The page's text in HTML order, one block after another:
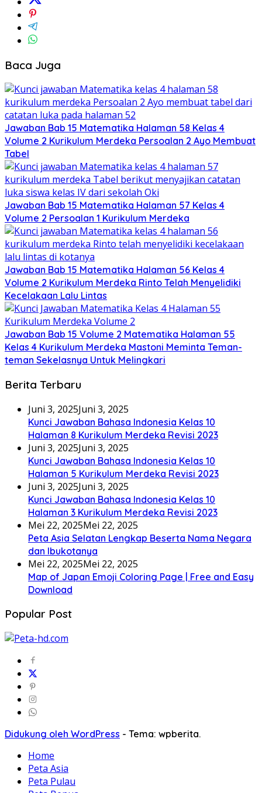
Baca Juga
Jawaban Bab 15 Matematika Halaman 58 Kelas 4
Volume 2 Kurikulum Merdeka Persoalan 2 Ayo Membuat
Tabel
Jawaban Bab 15 Matematika Halaman 57 Kelas 4
Volume 2 Persoalan 1 Kurikulum Merdeka
Jawaban Bab 15 Matematika Halaman 56 Kelas 4
Volume 2 Kurikulum Merdeka Rinto Telah Menyelidiki
Kecelakaan Lalu Lintas
Jawaban Bab 15 Volume 2 Matematika Halaman 55
Kelas 4 Kurikulum Merdeka Mastoni Meminta Teman-
teman Sekelasnya Untuk Melingkari
Berita Terbaru
Juni 3, 2025Juni 3, 2025
Kunci Jawaban Bahasa Indonesia Kelas 10
Halaman 8 Kurikulum Merdeka Revisi 2023
Juni 3, 2025Juni 3, 2025
Kunci Jawaban Bahasa Indonesia Kelas 10
Halaman 5 Kurikulum Merdeka Revisi 2023
Juni 3, 2025Juni 3, 2025
Kunci Jawaban Bahasa Indonesia Kelas 10
Halaman 3 Kurikulum Merdeka Revisi 2023
Mei 22, 2025Mei 22, 2025
Peta Asia Selatan Lengkap Beserta Nama Negara
dan Ibukotanya
Mei 22, 2025Mei 22, 2025
Map of Japan Emoji Coloring Page | Free and Easy
Download
Popular Post
Didukung oleh WordPress - Tema: wpberita.
Home
Peta Asia
Peta Pulau